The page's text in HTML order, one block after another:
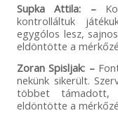
Supka Attila: –
kontrolláltuk
egygólos lesz,
eldöntötte a
Zoran Spisljak: –
nekünk sikerült.
többet támadott,
eldöntötte a